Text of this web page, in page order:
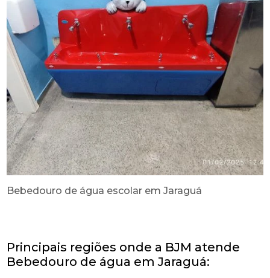
Bebedouro de água escolar em Jaraguá
Principais regiões onde a BJM atende
Bebedouro de água em Jaraguá: